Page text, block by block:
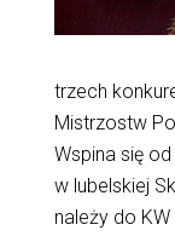
trzech
Mistrzostw
Wspina się
w lubelskiej
należy do